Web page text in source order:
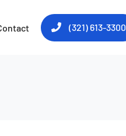
(321) 613-3300